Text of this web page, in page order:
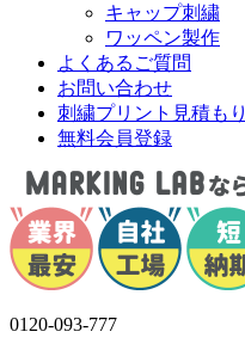
キャップ刺繍
ワッペン製作
よくあるご質問
お問い合わせ
刺繍プリント見積もり
無料会員登録
0120-093-777